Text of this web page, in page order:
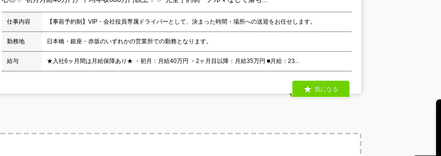
仕事内容 【事前予約制】VIP・会社役員専属ドライバーとして、決まった時間・場所への送迎をお任せします。
勤務地 日本橋・銀座・赤坂のいずれかの営業所での勤務となります。
給与 ★入社6ヶ月間は月給保障あり★ ・初月：月給40万円 ・2ヶ月目以降：月給35万円 ■月給：23...
気になる